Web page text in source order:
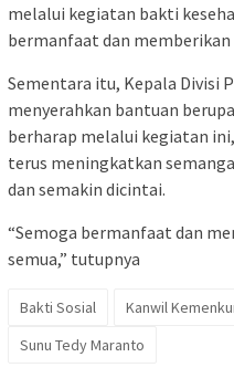
melalui kegiatan bakti
bermanfaat dan
Sementara itu, Kepala Divisi
menyerahkan bantuan
berharap melalui kegiatan
terus meningkatkan
dan semakin dicintai.
“Semoga bermanfaat dan
semua,” tutupnya
Bakti Sosial Kanwil
Sunu Tedy Maranto